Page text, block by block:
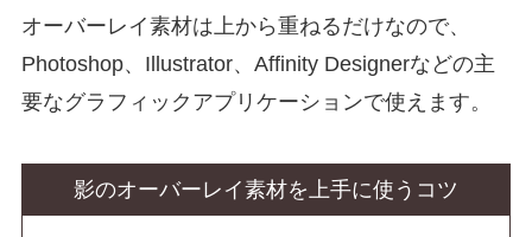
オーバーレイ素材は上から重ねるだけなので、
Photoshop、Illustrator、Affinity Designerなどの主
要なグラフィックアプリケーションで使えます。
影のオーバーレイ素材を上手に使うコツ